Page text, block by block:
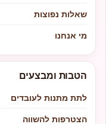
שאלות נפוצות
מי אנחנו
הטבות ומבצעים
לתת מתנות לעובדים
הצטרפות להשווה